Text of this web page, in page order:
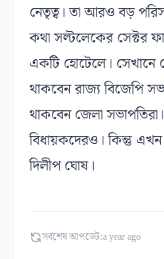
নেতৃত্ব। তা আরও বড়
কথা সল্টলেকের সেক্টর
একটি হোটেলে। সেখানে
থাকবেন রাজ্য বিজেপি
থাকবেন জেলা
বিধায়কদেরও। কিন্তু এখন
দিলীপ ঘোষ।
সর্বশেষ আপডেট:a year ago